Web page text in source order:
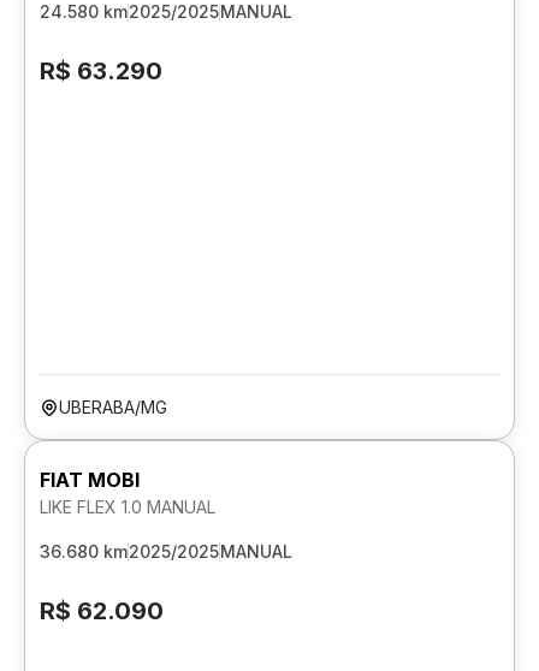
24.580 km2025/2025MANUAL
R$ 63.290
UBERABA/MG
FIAT MOBI
LIKE FLEX 1.0 MANUAL
36.680 km2025/2025MANUAL
R$ 62.090